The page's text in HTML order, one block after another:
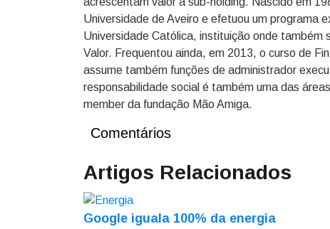
Universidade de Aveiro e efetuou um programa
Universidade Católica, instituição onde
Valor. Frequentou ainda, em 2013, o curso de
assume também funções de administrador
responsabilidade social é também uma das
member da fundação Mão Amiga.
Comentários
Artigos Relacionados
Google iguala 100% da energia